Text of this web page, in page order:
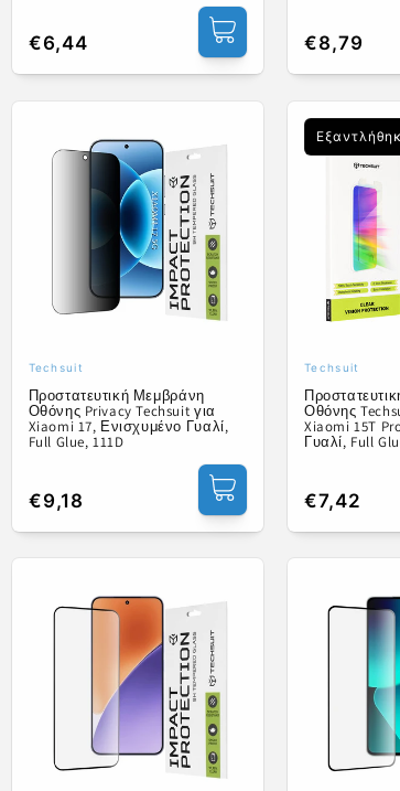
Κανονική
τιμή
€6,44
Κανονική
τιμή
€8,79
Προμηθευτής:
Techsuit
Προστατευτική Μεμβράνη
Οθόνης Privacy Techsuit για
Xiaomi 17, Ενισχυμένο Γυαλί,
Full Glue, 111D
Κανονική
τιμή
€9,18
Techsuit
Οθόνης
Xiaomi 15T
Γυαλί, Full
Κανονική
τιμή
€7,42